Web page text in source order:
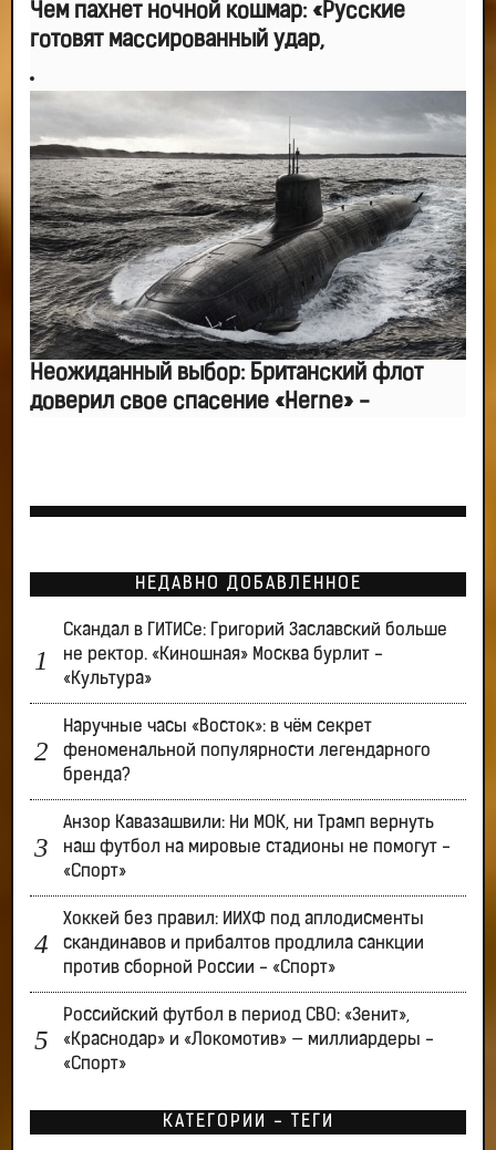
Чем пахнет ночной кошмар: «Русские
готовят массированный удар,
Неожиданный выбор: Британский флот
доверил свое спасение «Herne» -
НЕДАВНО ДОБАВЛЕННОЕ
Скандал в ГИТИСе: Григорий Заславский больше
не ректор. «Киношная» Москва бурлит -
«Культура»
Наручные часы «Восток»: в чём секрет
феноменальной популярности легендарного
бренда?
Анзор Кавазашвили: Ни МОК, ни Трамп вернуть
наш футбол на мировые стадионы не помогут -
«Спорт»
Хоккей без правил: ИИХФ под аплодисменты
скандинавов и прибалтов продлила санкции
против сборной России - «Спорт»
Российский футбол в период СВО: «Зенит»,
«Краснодар» и «Локомотив» — миллиардеры -
«Спорт»
КАТЕГОРИИ - ТЕГИ